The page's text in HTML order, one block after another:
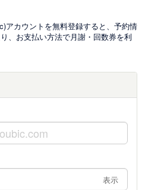
アカウントを無料登録すると、予約情
、お支払い方法で月謝・回数券を利
表示